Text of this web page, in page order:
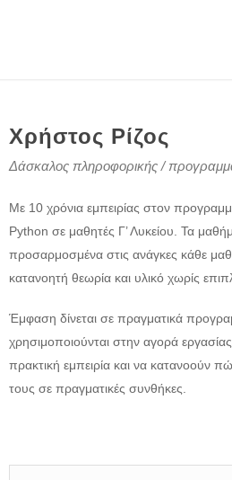
Χρήστος Ρίζος
Δάσκαλος πληροφορικής /
Με 10 χρόνια εμπειρίας στον
Python σε μαθητές Γ’ Λυκείου. Τα
προσαρμοσμένα στις ανάγκες κάθε
κατανοητή θεωρία και υλικό χωρίς
Έμφαση δίνεται σε πραγματικά
χρησιμοποιούνται στην αγορά
πρακτική εμπειρία και να κατανοούν
τους σε πραγματικές συνθήκες.